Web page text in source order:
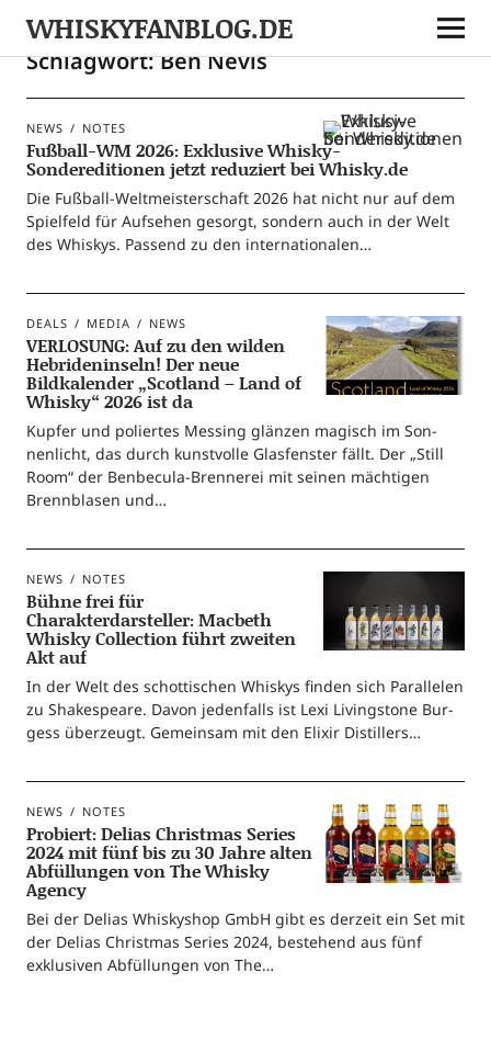
WHISKYFANBLOG.DE
Schlagwort:Ben Nevis
NEWS NOTES
Fußball-WM 2026: Exklusive Whisky-
Sondereditionen jetzt reduziert bei Whisky.de
Die Fuß­­ball-Wel­t­­meis­­ter­­schaft 2026 hat nicht nur auf dem
Spiel­feld für Auf­se­hen gesorgt, son­dern auch in der Welt
des Whis­kys. Pas­send zu den internationalen…
DEALS MEDIA NEWS
VERLOSUNG: Auf zu den wilden
Hebrideninseln! Der neue
Bildkalender „Scotland – Land of
Whisky“ 2026 ist da
Kup­fer und polier­tes Mes­sing glän­zen magisch im Son­
nen­licht, das durch kunst­vol­le Glas­fens­ter fällt. Der „Still
Room“ der Ben­­be­­cu­­la-Bren­­ne­­rei mit sei­nen mäch­ti­gen
Brenn­bla­sen und…
NEWS NOTES
Bühne frei für
Charakterdarsteller: Macbeth
Whisky Collection führt zweiten
Akt auf
In der Welt des schot­ti­schen Whis­kys fin­den sich Par­al­le­len
zu Shake­speare. Davon jeden­falls ist Lexi Living­stone Bur­
gess über­zeugt. Gemein­sam mit den Eli­xir Distillers…
NEWS NOTES
Probiert: Delias Christmas Series
2024 mit fünf bis zu 30 Jahre alten
Abfüllungen von The Whisky
Agency
Bei der Deli­as Whis­ky­shop GmbH gibt es der­zeit ein Set mit
der Deli­as Christ­mas Series 2024, bestehend aus fünf
exklu­si­ven Abfül­lun­gen von The…